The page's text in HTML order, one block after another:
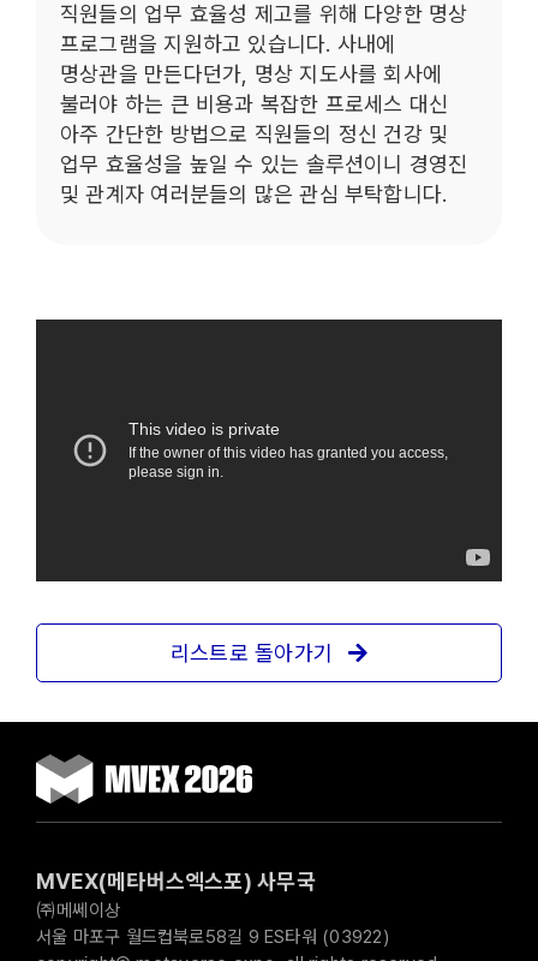
직원들의 업무 효율성 제고를 위해 다양한 명상
프로그램을 지원하고 있습니다. 사내에
명상관을 만든다던가, 명상 지도사를 회사에
불러야 하는 큰 비용과 복잡한 프로세스 대신
아주 간단한 방법으로 직원들의 정신 건강 및
업무 효율성을 높일 수 있는 솔루션이니 경영진
및 관계자 여러분들의 많은 관심 부탁합니다.
리스트로 돌아가기
MVEX(메타버스엑스포) 사무국
㈜메쎄이상
서울 마포구 월드컵북로58길 9 ES타워 (03922)